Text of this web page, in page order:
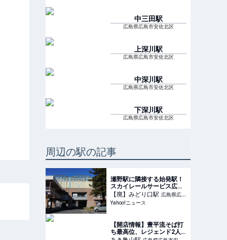
中三田駅
広島県広島市安佐北区
上深川駅
広島県広島市安佐北区
中深川駅
広島県広島市安佐北区
下深川駅
広島県広島市安佐北区
周辺の駅の記事
瀬野駅に隣接する始発駅！
スカイレールサービス広島
短距離交通瀬野線 みどり口
駅（広島県広島市安芸区）
【廃】みどり口駅 広島県広島
市安芸区
Yahoo!ニュース
【開店情報】豊平流そば打
ち最高位、レジェンド2人